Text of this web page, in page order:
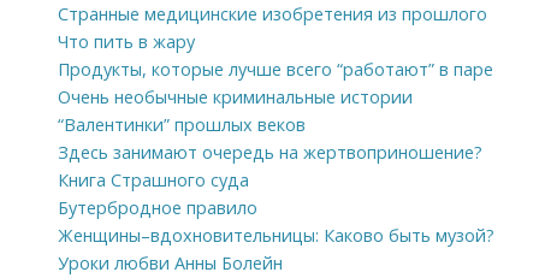
Странные медицинские изобретения из прошлого
Что пить в жару
Продукты, которые лучше всего “работают” в паре
Очень необычные криминальные истории
“Валентинки” прошлых веков
Здесь занимают очередь на жертвоприношение?
Книга Страшного суда
Бутербродное правило
Женщины–вдохновительницы: Каково быть музой?
Уроки любви Анны Болейн